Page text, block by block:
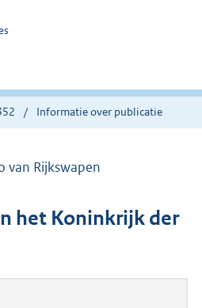
Informatie over publicatie
het Koninkrijk der